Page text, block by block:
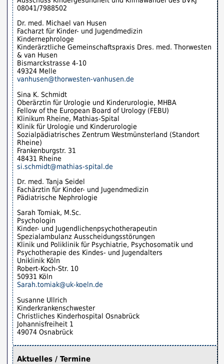
08041/7988502
Dr. med. Michael van Husen
Facharzt für Kinder- und Jugendmedizin
Kindernephrologe
Kinderärztliche Gemeinschaftspraxis Dres. med. Thorwesten
& van Husen
Bismarckstrasse 4-10
49324 Melle
vanhusen@thorwesten-vanhusen.de
Sina K. Schmidt
Oberärztin für Urologie und Kinderurologie, MHBA
Fellow of the European Board of Urology (FEBU)
Klinikum Rheine, Mathias-Spital
Klinik für Urologie und Kinderurologie
Sozialpädiatrisches Zentrum Westmünsterland (Standort
Rheine)
Frankenburgstr. 31
48431 Rheine
si.schmidt@mathias-spital.de
Dr. med. Tanja Seidel
Fachärztin für Kinder- und Jugendmedizin
Pädiatrische Nephrologie
Sarah Tomiak, M.Sc.
Psychologin
Kinder- und Jugendlichenpsychotherapeutin
Spezialambulanz Ausscheidungsstörungen
Klinik und Poliklinik für Psychiatrie, Psychosomatik und
Psychotherapie des Kindes- und Jugendalters
Uniklinik Köln
Robert-Koch-Str. 10
50931 Köln
Sarah.tomiak@uk-koeln.de
Susanne Ullrich
Kinderkrankenschwester
Christliches Kinderhospital Osnabrück
Johannisfreiheit 1
49074 Osnabrück
Aktuelles / Termine